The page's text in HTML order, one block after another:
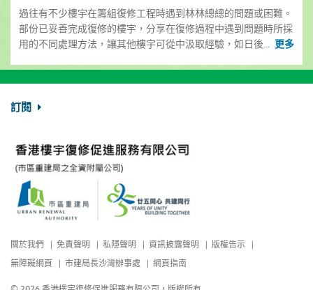
過往有不少樓宇在籌組復修工程時遇到林林總總的問題或困難。
部份已妥善完成復修的樓宇，分享在復修過程中遇到問題時所採
用的不同處理方法，讓其他樓宇可從中汲取經驗，如日後... 更多
訂閱
關於我們 免責聲明 私隱聲明 資訊披露聲明
版權告示
無障礙網頁
市建局長沙灣辦事處 網頁指南